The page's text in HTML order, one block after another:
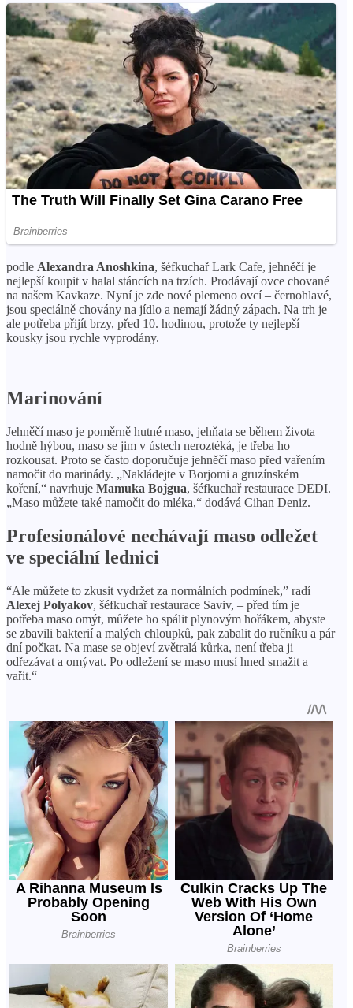
podle Alexandra Anoshkina, šéfkuchař Lark Cafe, jehněčí je
nejlepší koupit v halal stáncích na trzích. Prodávají ovce chované
na našem Kavkaze. Nyní je zde nové plemeno ovcí – černohlavé,
jsou speciálně chovány na jídlo a nemají žádný zápach. Na trh je
ale potřeba přijít brzy, před 10. hodinou, protože ty nejlepší
kousky jsou rychle vyprodány.
Marinování
Jehněčí maso je poměrně hutné maso, jehňata se během života
hodně hýbou, maso se jim v ústech neroztéká, je třeba ho
rozkousat. Proto se často doporučuje jehněčí maso před vařením
namočit do marinády. „Nakládejte v Borjomi a gruzínském
koření,“ navrhuje Mamuka Bojgua, šéfkuchař restaurace DEDI.
„Maso můžete také namočit do mléka,“ dodává Cihan Deniz.
Profesionálové nechávají maso odležet
ve speciální lednici
“Ale můžete to zkusit vydržet za normálních podmínek,” radí
Alexej Polyakov, šéfkuchař restaurace Saviv, – před tím je
potřeba maso omýt, můžete ho spálit plynovým hořákem, abyste
se zbavili bakterií a malých chloupků, pak zabalit do ručníku a pár
dní počkat. Na mase se objeví zvětralá kůrka, není třeba ji
odřezávat a omývat. Po odležení se maso musí hned smažit a
vařit.“